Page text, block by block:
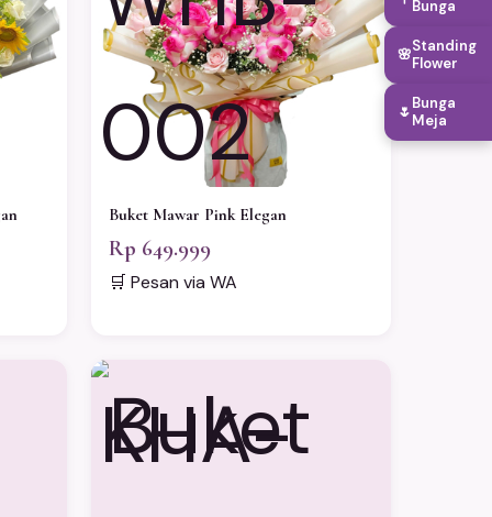
002
Buket Mawar Pink Elegan
Rp 649.999
🛒 Pesan via WA
KHA-
Bunga
🌸Standing
Flower
🌷Bunga
Meja